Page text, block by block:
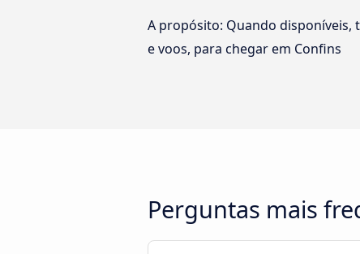
A propósito: Quando
e voos, para chegar em Confins
Perguntas mais